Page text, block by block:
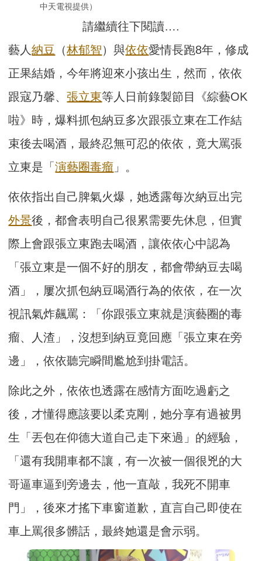
中天電視提供）
請繼續往下閱讀….
藝人納豆 （林郁智）與依依愛情長跑8年，修成
正果結婚，今年將迎來小孩出生，然而，依依
跟寇乃馨、張立東等人日前錄製節目《綜藝OK
啦》時，爆料抓包納豆多次跟張立東在工作結
束後去喝酒，最終忍無可忍的依依，竟大罵張
立東是「演藝圈毒瘤 」。
依依指出自己脾氣火爆，她透露每次納豆出完
外景後，都會表明自己很累需要先休息，但實
際上會跟張立東跑去喝酒，讓依依心中認為
「張立東是一個不好的朋友，都會帶納豆去喝
酒」，屢次抓包納豆喝酒行為的依依，在一次
視訊氣炸飆罵：「你跟張立東就是演藝圈的毒
瘤、人渣」，沒想到納豆竟回應「張立東在旁
邊」，依依聽完瞬間尷尬到掛電話。
除此之外，依依也透露在感情方面吃過虧之
後，才懂得應該要以柔克剛，她分享有過被男
生「丟包在仰德大道自己走下來過」的經驗，
「還有我開車都不讓，有一次被一個很兇的大
哥逼車逼到旁邊去，他一直敲，我死不開車
門」，後來才搖下車窗道歉，直言自己即使在
車上罵很多髒話，最終她還是會示弱。